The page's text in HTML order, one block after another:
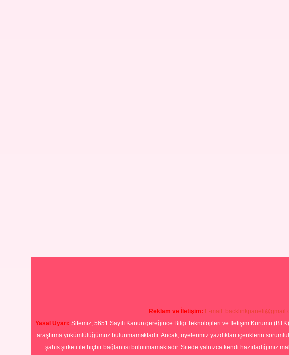
Reklam ve İletişim: E-mail:
Yasal Uyarı: Sitemiz, 5651 Sayılı Kanun gereğince Bilgi Teknolojileri ve İletişim Kurumu
araştırma yükümlülüğümüz bulunmamaktadır. Ancak, üyelerimiz yazdıkları içeriklerin
şahıs şirketi ile hiçbir bağlantısı bulunmamaktadır. Sitede yalnızca kendi